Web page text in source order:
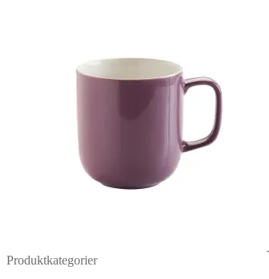
Produktkategorier